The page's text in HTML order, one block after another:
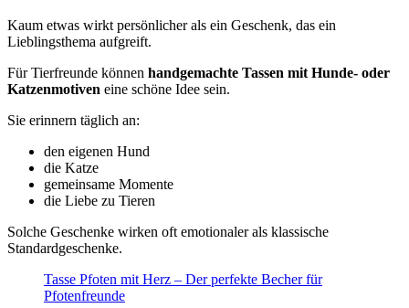
Kaum etwas wirkt persönlicher als ein Geschenk, das ein
Lieblingsthema aufgreift.
Für Tierfreunde können handgemachte Tassen mit Hunde- oder
Katzenmotiven eine schöne Idee sein.
Sie erinnern täglich an:
den eigenen Hund
die Katze
gemeinsame Momente
die Liebe zu Tieren
Solche Geschenke wirken oft emotionaler als klassische
Standardgeschenke.
Tasse Pfoten mit Herz – Der perfekte Becher für
Pfotenfreunde